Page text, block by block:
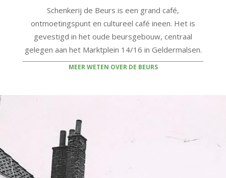
Schenkerij de Beurs is een grand café,
ontmoetingspunt en cultureel café ineen. Het is
gevestigd in het oude beursgebouw, centraal
gelegen aan het Marktplein 14/16 in Geldermalsen.
MEER WETEN OVER DE BEURS